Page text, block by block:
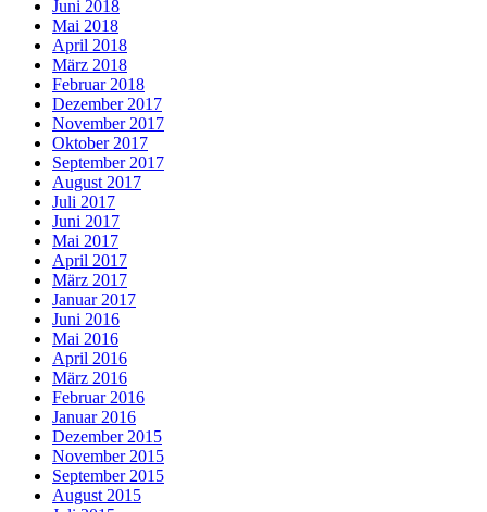
Juni 2018
Mai 2018
April 2018
März 2018
Februar 2018
Dezember 2017
November 2017
Oktober 2017
September 2017
August 2017
Juli 2017
Juni 2017
Mai 2017
April 2017
März 2017
Januar 2017
Juni 2016
Mai 2016
April 2016
März 2016
Februar 2016
Januar 2016
Dezember 2015
November 2015
September 2015
August 2015